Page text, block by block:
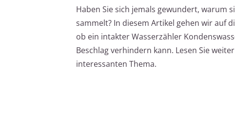
Haben Sie sich jemals gewundert, warum
sammelt? In diesem Artikel gehen wir auf
ob ein intakter Wasserzähler
Beschlag verhindern kann. Lesen Sie
interessanten Thema.